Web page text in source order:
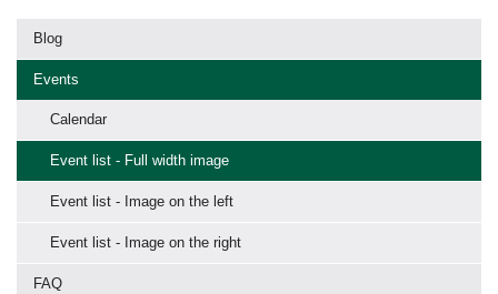
Blog
Events
Calendar
Event list - Full width image
Event list - Image on the left
Event list - Image on the right
FAQ